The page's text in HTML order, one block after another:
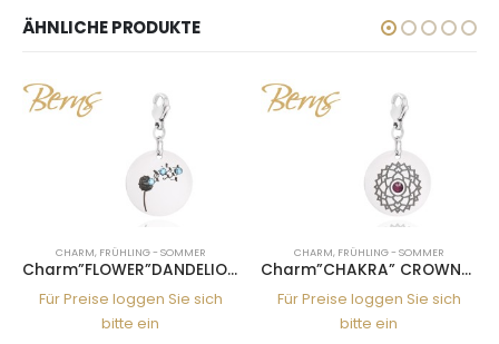
ÄHNLICHE PRODUKTE
FRÜHLING - SOMMER
Charm”FLOWER”DANDELION-PERI
loggen Sie sich
FRÜHLING - SOMMER
Charm”CHAKRA” CROWN-AMETH
Für Preise loggen Sie sich
Für